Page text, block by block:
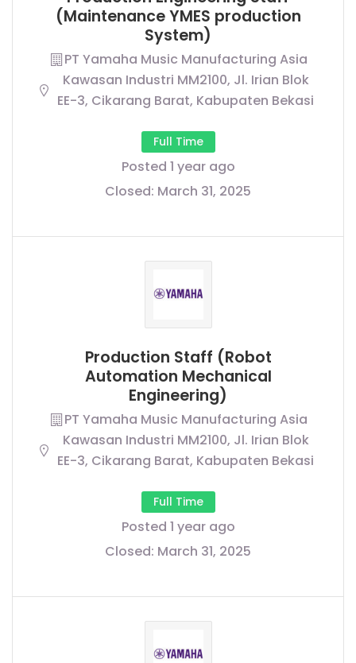
(Maintenance YMES production
System)
PT Yamaha Music Manufacturing Asia
Kawasan Industri MM2100, Jl. Irian Blok
EE-3, Cikarang Barat, Kabupaten Bekasi
Full Time
Posted 1 year ago
Closed: March 31, 2025
Production Staff (Robot
Automation Mechanical
Engineering)
PT Yamaha Music Manufacturing Asia
Kawasan Industri MM2100, Jl. Irian Blok
EE-3, Cikarang Barat, Kabupaten Bekasi
Full Time
Posted 1 year ago
Closed: March 31, 2025